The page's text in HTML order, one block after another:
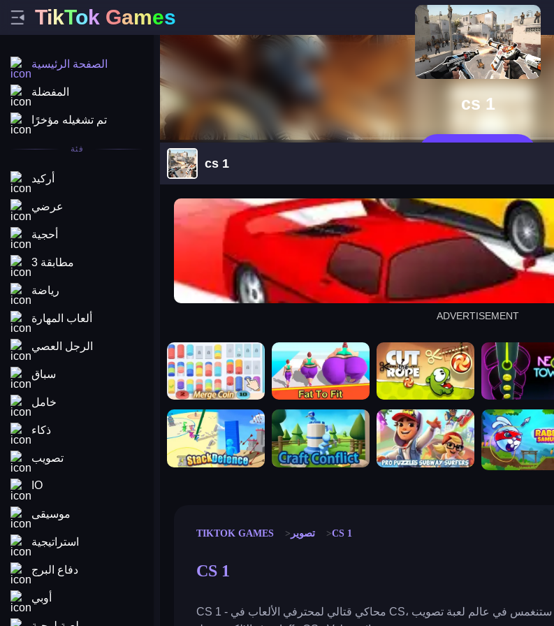
TikTok Games
الصفحة الرئيسية
المفضلة
تم تشغيله مؤخرًا
فئة
أركيد
عرضي
أحجية
مطابقة 3
رياضة
ألعاب المهارة
الرجل العصي
سباق
خامل
ذكاء
تصويب
IO
موسيقى
استراتيجية
دفاع البرج
أوبي
cs 1
cs 1
arena king
ADVERTISEMENT
merge coin fat to fit cut the rope neon tower
stack defence craft conflict subway surfers rabbit samurai
TIKTOK GAMES تصوير CS 1
CS 1
CS 1 - محاكي قتالي لمحترفي الألعاب في CS، حيث ستنغمس في عالم لعبة تصويب FPS الشهيرة بناءً على الجانب الرياضي